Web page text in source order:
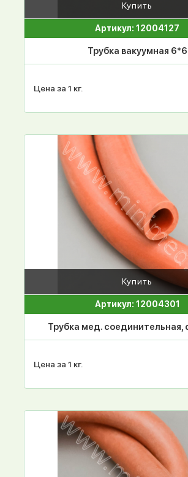
Купить
Артикул: 12004127
Трубка вакуумная 6*6
Цена за 1 кг.
Купить
Артикул: 12004301
Трубка мед. соединительная,
Цена за 1 кг.